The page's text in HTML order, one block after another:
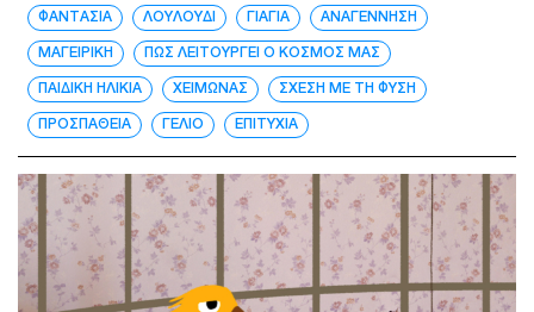
ΦΑΝΤΑΣΙΑ ΛΟΥΛΟΥΔΙ ΓΙΑΓΙΑ ΑΝΑΓΕΝΝΗΣΗ
ΜΑΓΕΙΡΙΚΗ ΠΩΣ ΛΕΙΤΟΥΡΓΕΙ Ο ΚΟΣΜΟΣ ΜΑΣ
ΠΑΙΔΙΚΗ ΗΛΙΚΙΑ ΧΕΙΜΩΝΑΣ ΣΧΕΣΗ ΜΕ ΤΗ ΦΥΣΗ
ΠΡΟΣΠΑΘΕΙΑ ΓΕΛΙΟ ΕΠΙΤΥΧΙΑ